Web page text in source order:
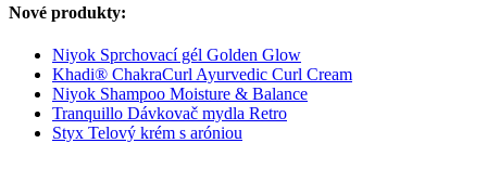
Nové produkty:
Niyok Sprchovací gél Golden Glow
Khadi® ChakraCurl Ayurvedic Curl Cream
Niyok Shampoo Moisture & Balance
Tranquillo Dávkovač mydla Retro
Styx Telový krém s aróniou